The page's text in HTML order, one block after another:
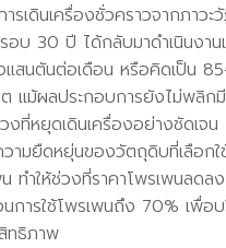
รเดินเครื่องชั่วคราวจากภาวะ
อบ 30 ปี ได้กลับมาดำเนินงา
แสนตันต่อเดือน หรือคิดเป็น
แม้ผลประกอบการยังไม่พลิก
ที่หยุดเดินเครื่องอย่างชัดเจน
วามยืดหยุ่นของวัตถุดิบที่เลือกใ
ทำให้ช่วงที่ราคาโพรเพนลดล
การใช้โพรเพนถึง 70% เพื่อบ
ทธิภาพ